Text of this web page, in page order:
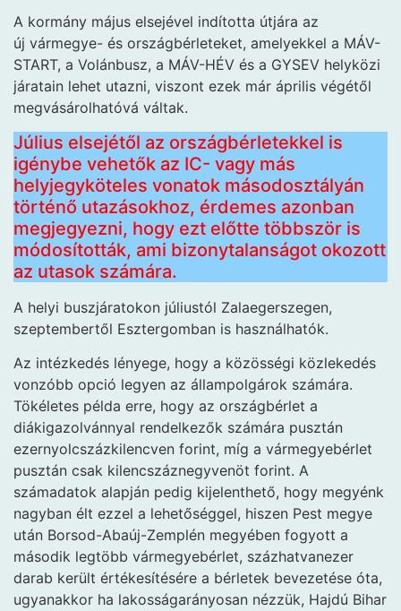
A kormány május elsejével indította útjára az
új vármegye- és országbérleteket, amelyekkel a MÁV-
START, a Volánbusz, a MÁV-HÉV és a GYSEV helyközi
járatain lehet utazni, viszont ezek már április végétől
megvásárolhatóvá váltak.
Július elsejétől az országbérletekkel is
igénybe vehetők az IC- vagy más
helyjegyköteles vonatok másodosztályán
történő utazásokhoz, érdemes azonban
megjegyezni, hogy ezt előtte többször is
módosították, ami bizonytalanságot okozott
az utasok számára.
A helyi buszjáratokon júliustól Zalaegerszegen,
szeptembertől Esztergomban is használhatók.
Az intézkedés lényege, hogy a közösségi közlekedés
vonzóbb opció legyen az állampolgárok számára.
Tökéletes példa erre, hogy az országbérlet a
diákigazolvánnyal rendelkezők számára pusztán
ezernyolcszázkilencven forint, míg a vármegyebérlet
pusztán csak kilencszáznegyvenöt forint. A
számadatok alapján pedig kijelenthető, hogy megyénk
nagyban élt ezzel a lehetőséggel, hiszen Pest megye
után Borsod-Abaúj-Zemplén megyében fogyott a
második legtöbb vármegyebérlet, százhatvanezer
darab került értékesítésére a bérletek bevezetése óta,
ugyanakkor ha lakosságarányosan nézzük, Hajdú Bihar